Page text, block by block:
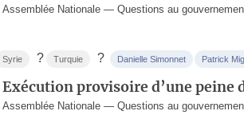
Assemblée Nationale — Questions au
Syrie ? Turquie ? Danielle Simonnet Patrick
Exécution provisoire d’une peine
Assemblée Nationale — Questions au